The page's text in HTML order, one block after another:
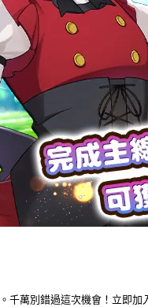
。千萬別錯過這次機會！立即加